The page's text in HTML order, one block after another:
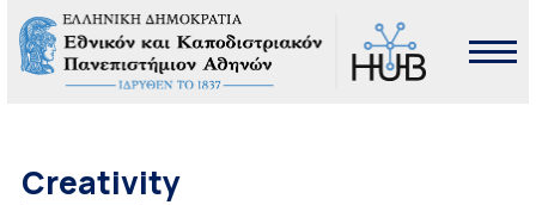
Creativity